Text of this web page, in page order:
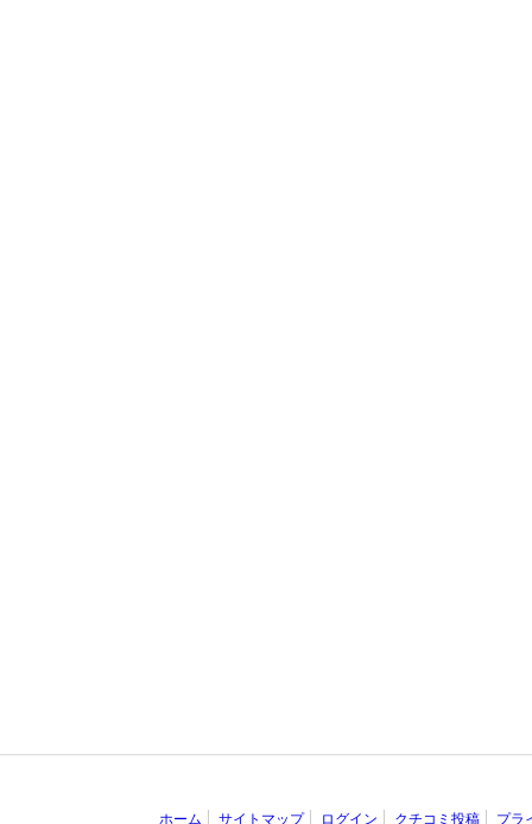
ホーム サイトマップ ログイン クチコミ投稿 プラ